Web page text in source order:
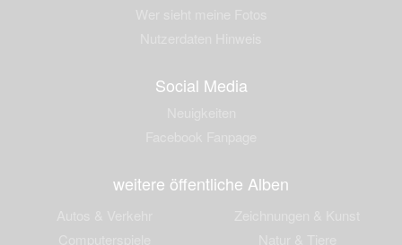
Social Media
weitere öffentliche Alben